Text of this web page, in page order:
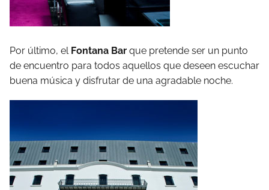
Por último, el Fontana Bar que pretende ser un punto
de encuentro para todos aquellos que deseen escuchar
buena música y disfrutar de una agradable noche.